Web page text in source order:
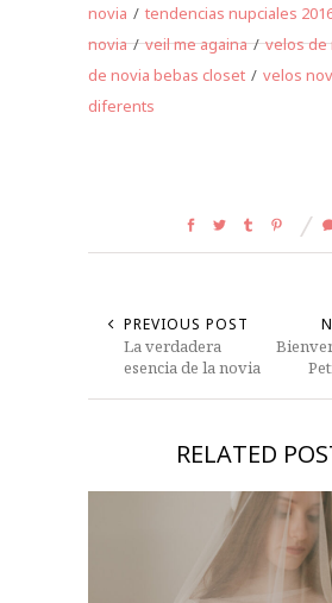
novia / tendencias nupciales
novia / veil me againa / velos de
de novia bebas closet / velos
diferents
PREVIOUS POST
La verdadera
esencia de la novia
RELATED